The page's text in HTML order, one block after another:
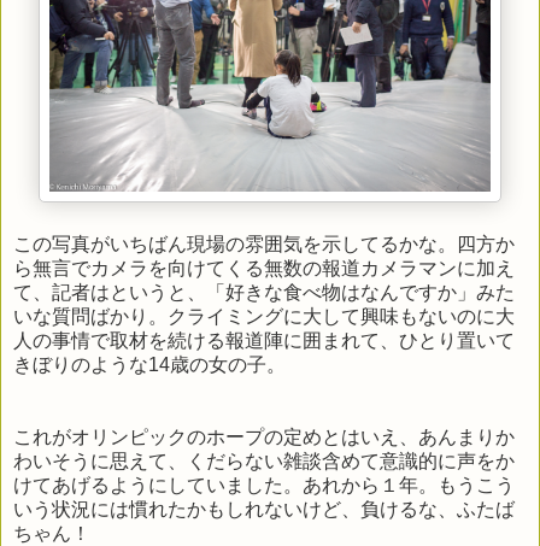
この写真がいちばん現場の雰囲気を示してるかな。四方か
ら無言でカメラを向けてくる無数の報道カメラマンに加え
て、記者はというと、「好きな食べ物はなんですか」みた
いな質問ばかり。クライミングに大して興味もないのに大
人の事情で取材を続ける報道陣に囲まれて、ひとり置いて
きぼりのような14歳の女の子。
これがオリンピックのホープの定めとはいえ、あんまりか
わいそうに思えて、くだらない雑談含めて意識的に声をか
けてあげるようにしていました。あれから１年。もうこう
いう状況には慣れたかもしれないけど、負けるな、ふたば
ちゃん！